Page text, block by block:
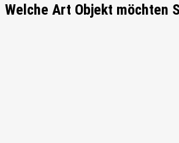
Welche Art Objekt möchten